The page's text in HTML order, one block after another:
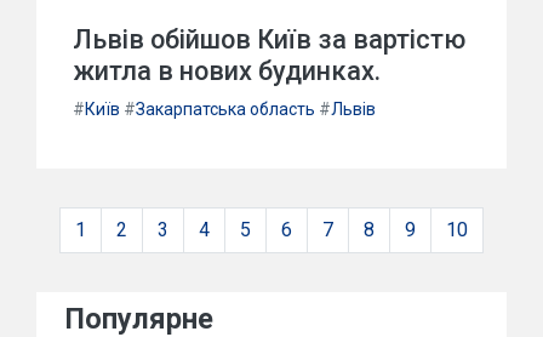
Львів обійшов Київ за вартістю
житла в нових будинках.
#Київ #Закарпатська область #Львів
1 2 3 4 5 6 7 8 9 10
Популярне